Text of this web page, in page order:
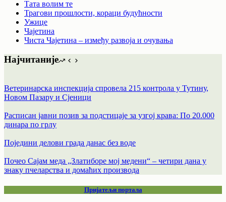
Тата волим те
Трагови прошлости, кораци будућности
Ужице
Чајетина
Чиста Чајетина – између развоја и очувања
Најчитаније
Ветеринарска инспекција спровела 215 контрола у Тутину,
Новом Пазару и Сјеници
Расписан јавни позив за подстицаје за узгој крава: По 20.000
динара по грлу
Поједини делови града данас без воде
Почео Сајам меда „Златиборе мој медени“ – четири дана у
знаку пчеларства и домаћих производа
Пријатељи портала